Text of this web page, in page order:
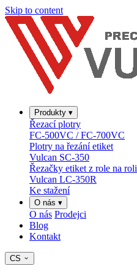
Skip to content
Produkty ▾
Řezací plotry
FC-500VC / FC-700VC
Plotry na řezání etiket
Vulcan SC-350
Řezačky etiket z role na roli
Vulcan LC-350R
Ke stažení
O nás ▾
O nás Prodejci
Blog
Kontakt
CS